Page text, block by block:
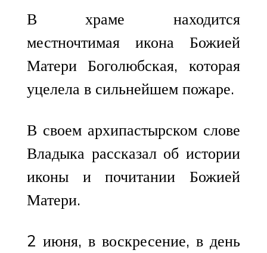
В храме находится
местночтимая икона Божией
Матери Боголюбская, которая
уцелела в сильнейшем пожаре.
В своем архипастырском слове
Владыка рассказал об истории
иконы и почитании Божией
Матери.
2 июня, в воскресение, в день